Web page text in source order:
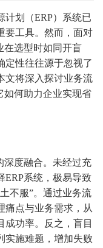
计划（ERP）系统已
要工具。然而，面对
在选型时如同开盲
定性往往源于忽视了
将深入探讨业务流
如何助力企业实现省
深度融合。未经过充
ERP系统，极易导致
不服”。通过业务流
痛点与业务需求，从
成功率。反之，盲目
实施难题，增加失败